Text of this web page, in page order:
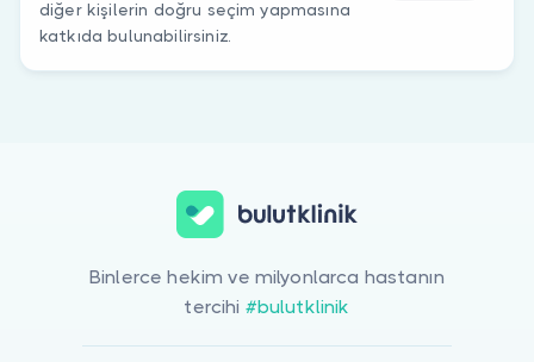
diğer kişilerin doğru seçim yapmasına
katkıda bulunabilirsiniz.
Binlerce hekim ve milyonlarca hastanın
tercihi #bulutklinik